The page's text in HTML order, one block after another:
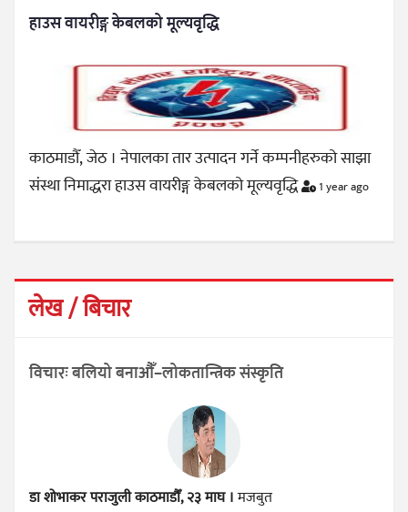
हाउस वायरीङ्ग केबलको मूल्यवृद्धि
काठमाडौँ, जेठ । नेपालका तार उत्पादन गर्ने कम्पनीहरुको साझा
संस्था निमाद्धरा हाउस वायरीङ्ग केबलको मूल्यवृद्धि
1 year ago
लेख / बिचार
विचारः बलियो बनाऔँ–लोकतान्त्रिक संस्कृति
डा शोभाकर पराजुलीकाठमाडौँ, २३ माघ ।मजबुत